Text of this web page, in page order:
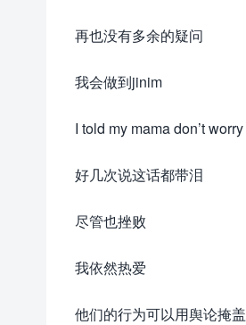
再也没有多余的疑问
我会做到jinim
I told my mama don’t worry
好几次说这话都带泪
尽管也挫败
我依然热爱
他们的行为可以用舆论掩盖